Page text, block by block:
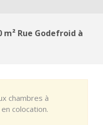
Rue Godefroid à
chambres à
colocation.